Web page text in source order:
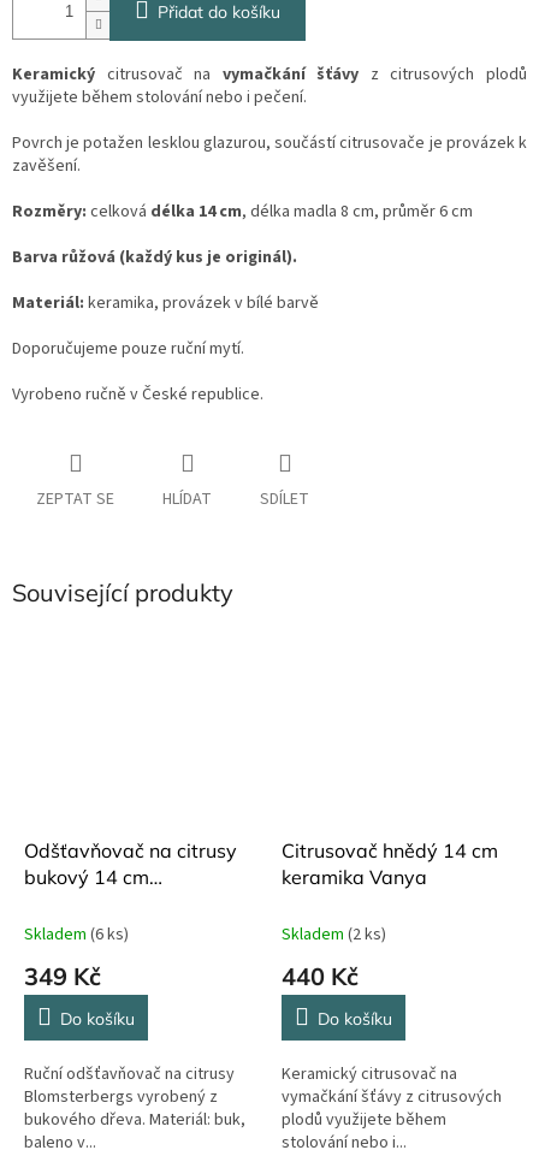
Přidat do košíku
Keramický citrusovač na vymačkání šťávy z citrusových plodů
využijete během stolování nebo i pečení.
Povrch je potažen lesklou glazurou, součástí citrusovače je provázek k
zavěšení.
Rozměry: celková délka 14 cm, délka madla 8 cm, průměr 6 cm
Barva růžová (každý kus je originál).
Materiál: keramika, provázek v bílé barvě
Doporučujeme pouze ruční mytí.
Vyrobeno ručně v České republice.
ZEPTAT SE HLÍDAT SDÍLET
Související produkty
Odšťavňovač na citrusy
bukový 14 cm
Skladem (6 ks)
349 Kč
Do košíku
Ruční odšťavňovač na citrusy
Blomsterbergs vyrobený z
bukového dřeva. Materiál: buk,
baleno v...
Citrusovač hnědý 14 cm
keramika Vanya
Skladem (2 ks)
440 Kč
Do košíku
Keramický citrusovač na
vymačkání šťávy z citrusových
plodů využijete během
stolování nebo i...